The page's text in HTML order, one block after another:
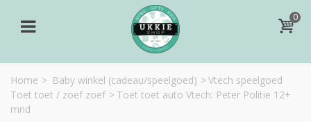
0
Home > Baby winkel (cadeau/speelgoed) > Vtech speelgoed
Toet toet / zoef zoef > Toet toet auto Vtech: Peter Politie 12+
mnd